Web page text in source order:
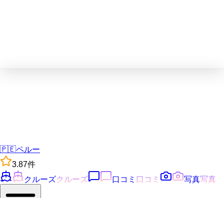
🇵🇪ペルー
3.87件
クルーズクルーズ 口コミ 口コミ 写真写真